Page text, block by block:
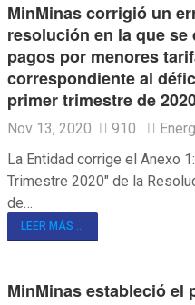
MinMinas corrigió un
resolución en la que
pagos por menores
correspondiente al
primer trimestre de
Nov 13, 2020 910
La Entidad corrige el Anexo
Trimestre 2020" de la
de…
LEER MÁS ...
MinMinas estableció el